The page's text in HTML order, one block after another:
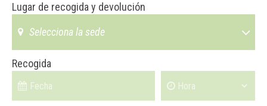
Lugar de recogida y devolución
Selecciona la sede
Recogida